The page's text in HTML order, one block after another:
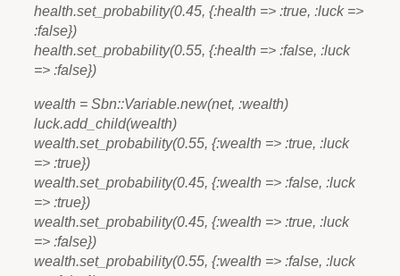
health.set_probability(0.45, {:health => :true, :luck =>
:false})
health.set_probability(0.55, {:health => :false, :luck
=> :false})
wealth = Sbn::Variable.new(net, :wealth)
luck.add_child(wealth)
wealth.set_probability(0.55, {:wealth => :true, :luck
=> :true})
wealth.set_probability(0.45, {:wealth => :false, :luck
=> :true})
wealth.set_probability(0.45, {:wealth => :true, :luck
=> :false})
wealth.set_probability(0.55, {:wealth => :false, :luck